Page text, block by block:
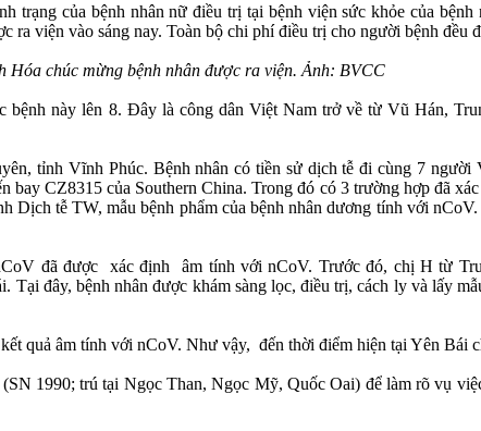
của bệnh nhân nữ điều trị tại bệnh viện sức khỏe của bệnh
viện vào sáng nay. Toàn bộ chi phí điều trị cho người bệnh đều
Hóa chúc mừng bệnh nhân được ra viện. Ảnh: BVCC
bệnh này lên 8. Đây là công dân Việt Nam trở về từ Vũ Hán,
tỉnh Vĩnh Phúc. Bệnh nhân có tiền sử dịch tễ đi cùng 7
CZ8315 của Southern China. Trong đó có 3 trường hợp đã
tễ TW, mẫu bệnh phẩm của bệnh nhân dương tính với
đã được xác định âm tính với nCoV. Trước đó, chị H từ
đây, bệnh nhân được khám sàng lọc, điều trị, cách ly và lấy
quả âm tính với nCoV. Như vậy, đến thời điểm hiện tại Yên Bái
1990; trú tại Ngọc Than, Ngọc Mỹ, Quốc Oai) để làm rõ vụ